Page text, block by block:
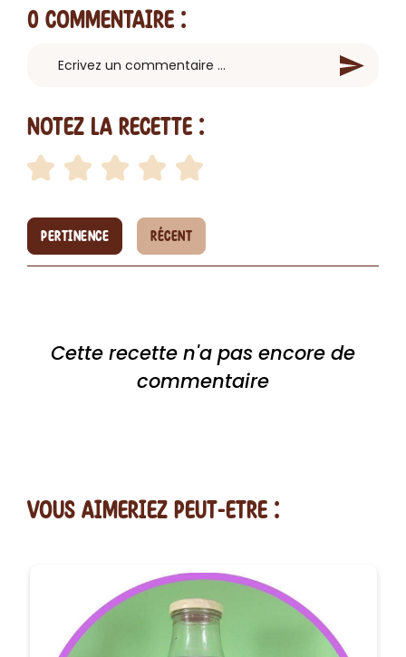
0 Commentaire :
Notez la recette :
PERTINENCE RÉCENT
Cette recette n'a pas encore de
commentaire
vous AIMERiEZ PEUT-ETRE :